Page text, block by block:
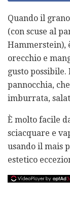
Quando il
(con scuse al
Hammerstein),
orecchio e
gusto
pannocchia,
imburrata,
È molto facile
sciacquare e
usando il mais
estetico